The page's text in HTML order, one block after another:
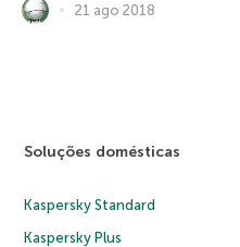
21 ago 2018
Soluções domésticas
Kaspersky Standard
Kaspersky Plus